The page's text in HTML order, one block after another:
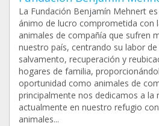
La Fundación Benjamín Mehnert
ánimo de lucro comprometida con
animales de compañía que sufren
nuestro país, centrando su labor
salvamento, recuperación y
hogares de familia,
oportunidad como animales de
principalmente nos dedicamos a la
actualmente en nuestro refugio
animales...